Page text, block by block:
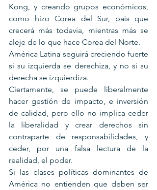
Kong, y creando grupos económicos,
como hizo Corea del Sur, país que
crecerá más todavía, mientras más se
aleje de lo que hace Corea del Norte.
América Latina seguirá creciendo fuerte
si su izquierda se derechiza, y no si su
derecha se izquierdiza.
Ciertamente, se puede liberalmente
hacer gestión de impacto, e inversión
de calidad, pero ello no implica ceder
la liberalidad y crear derechos sin
contraparte de responsabilidades, y
ceder, por una falsa lectura de la
realidad, el poder.
Si las clases políticas dominantes de
América no entienden que deben ser